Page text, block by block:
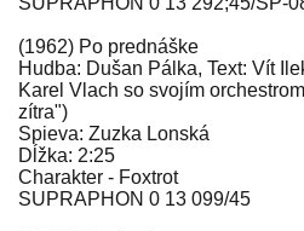
(1962) Po prednáške
Hudba: Dušan Pálka, Text: Vít
Karel Vlach so svojím
zítra")
Spieva: Zuzka Lonská
Dĺžka: 2:25
Charakter - Foxtrot
SUPRAPHON 0 13 099/45